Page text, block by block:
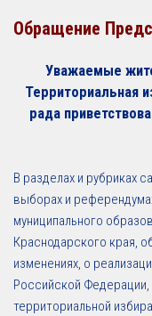
Обращение
Уважаемые
Территориальная
рада
В разделах и рубриках
выборах и
муниципального
Краснодарского края,
изменениях, о
Российской
территориальной